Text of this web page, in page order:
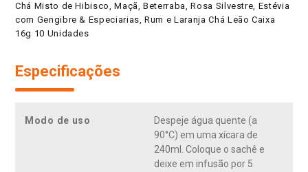
Chá Misto de Hibisco, Maçã, Beterraba, Rosa Silvestre, Estévia
com Gengibre & Especiarias, Rum e Laranja Chá Leão Caixa
16g 10 Unidades
Especificações
Modo de uso
Despeje água quente (a
90°C) em uma xícara de
240ml. Coloque o sachê e
deixe em infusão por 5